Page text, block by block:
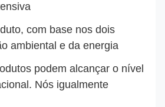
com base nos dois
ambiental e da energia
podem alcançar o nível
Nós igualmente